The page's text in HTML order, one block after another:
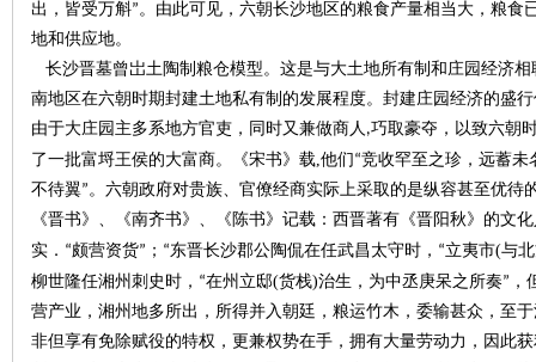
出，皆受万斛”。由此可见，六朝长沙地区的粮食产量相当大，粮食
地和供应地。
长沙晋墓曾岀土陶制粮仓模型。这是与大土地所有制和庄园经济
南地区在六朝时期封建土地私有制的发展程度。封建庄园经济的盛
由于大庄园主多系地方官吏，同时又兼做商人,巧取豪夺，以致六朝
了一批富埒王侯的大富商。《宋书》载,他们“竞收罕至之珍，远蓄
不待翼”。六朝政府对贵族、官僚经商实际上采取的是纵容甚至优待
《晋书》、《南齐书》、《陈书》记载：西晋著有《晋阳秋》的文
实．“颇营资货”；“东晋长沙郡公陶侃在任武昌太守时，“立夷市(与
柳世隆任湘州刺史时，“在州立邸(货栈)治生，为中丞庚呆之所奏”，
营产业，湘州地多所出，所得并入朝廷，粮运竹木，委输甚众，至
非但享有免除赋役的特权，更兼权势在手，拥有大量劳动力，因此